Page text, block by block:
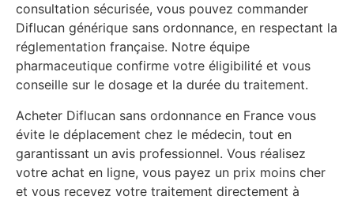
consultation sécurisée, vous pouvez commander
Diflucan générique sans ordonnance, en respectant la
réglementation française. Notre équipe
pharmaceutique confirme votre éligibilité et vous
conseille sur le dosage et la durée du traitement.
Acheter Diflucan sans ordonnance en France vous
évite le déplacement chez le médecin, tout en
garantissant un avis professionnel. Vous réalisez
votre achat en ligne, vous payez un prix moins cher
et vous recevez votre traitement directement à